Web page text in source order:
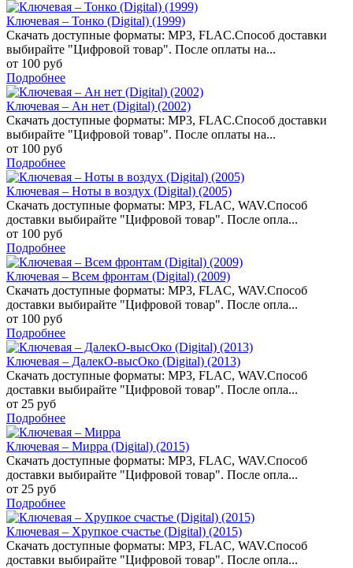
Ключевая – Тонко (Digital) (1999)
Скачать доступные форматы: MP3, FLAC.Способ доставки
выбирайте "Цифровой товар". После оплаты на...
от 100 руб
Подробнее
Ключевая – Ан нет (Digital) (2002)
Скачать доступные форматы: MP3, FLAC.Способ доставки
выбирайте "Цифровой товар". После оплаты на...
от 100 руб
Подробнее
Ключевая – Ноты в воздух (Digital) (2005)
Скачать доступные форматы: MP3, FLAC, WAV.Способ
доставки выбирайте "Цифровой товар". После опла...
от 100 руб
Подробнее
Ключевая – Всем фронтам (Digital) (2009)
Скачать доступные форматы: MP3, FLAC, WAV.Способ
доставки выбирайте "Цифровой товар". После опла...
от 100 руб
Подробнее
Ключевая – ДалекО-высОко (Digital) (2013)
Скачать доступные форматы: MP3, FLAC, WAV.Способ
доставки выбирайте "Цифровой товар". После опла...
от 25 руб
Подробнее
Ключевая – Мирра (Digital) (2015)
Скачать доступные форматы: MP3, FLAC, WAV.Способ
доставки выбирайте "Цифровой товар". После опла...
от 25 руб
Подробнее
Ключевая – Хрупкое счастье (Digital) (2015)
Скачать доступные форматы: MP3, FLAC, WAV.Способ
доставки выбирайте "Цифровой товар". После опла...